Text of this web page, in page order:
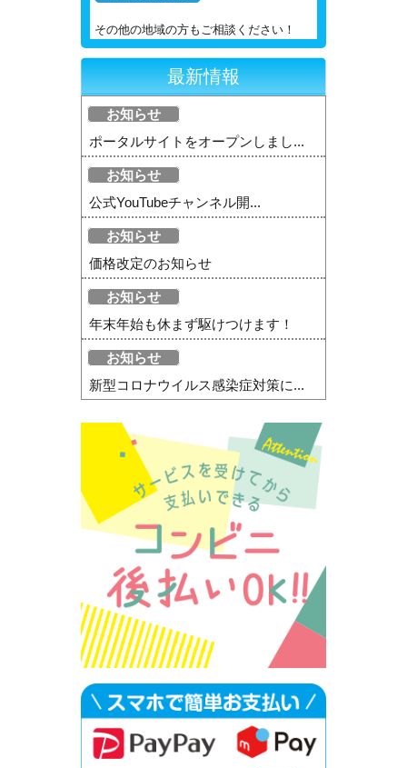
その他の地域の方もご相談ください！
最新情報
お知らせ
ポータルサイトをオープンしまし...
お知らせ
公式YouTubeチャンネル開...
お知らせ
価格改定のお知らせ
お知らせ
年末年始も休まず駆けつけます！
お知らせ
新型コロナウイルス感染症対策に...